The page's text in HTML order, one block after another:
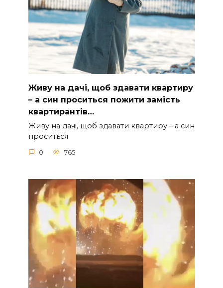
Живу на дачі, щоб здавати квартиру
– а син проситься пожити замість
квартирантів…
Живу на дачі, щоб здавати квартиру – а син
проситься
0 765